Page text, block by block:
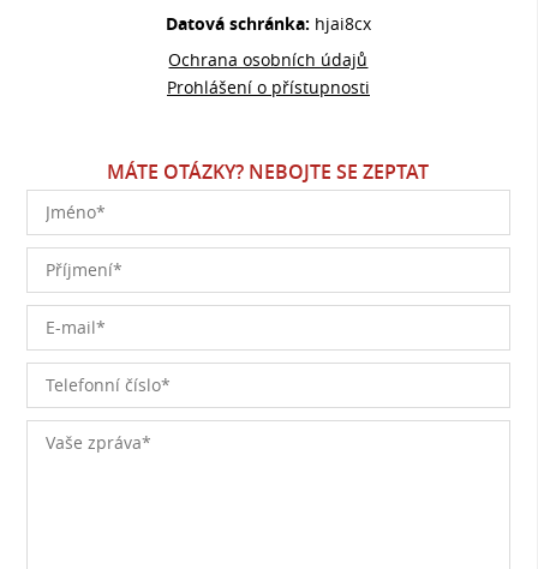
Datová schránka: hjai8cx
Ochrana osobních údajů
Prohlášení o přístupnosti
MÁTE OTÁZKY? NEBOJTE SE ZEPTAT